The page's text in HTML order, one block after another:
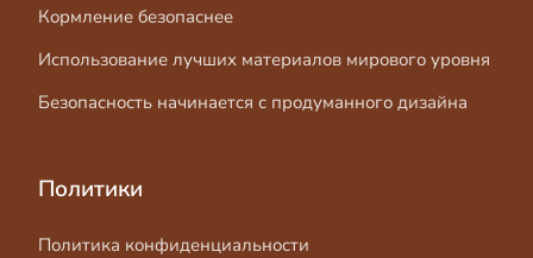
Кормление безопаснее
Использование лучших материалов мирового уровня
Безопасность начинается с продуманного дизайна
Политики
Политика конфиденциальности